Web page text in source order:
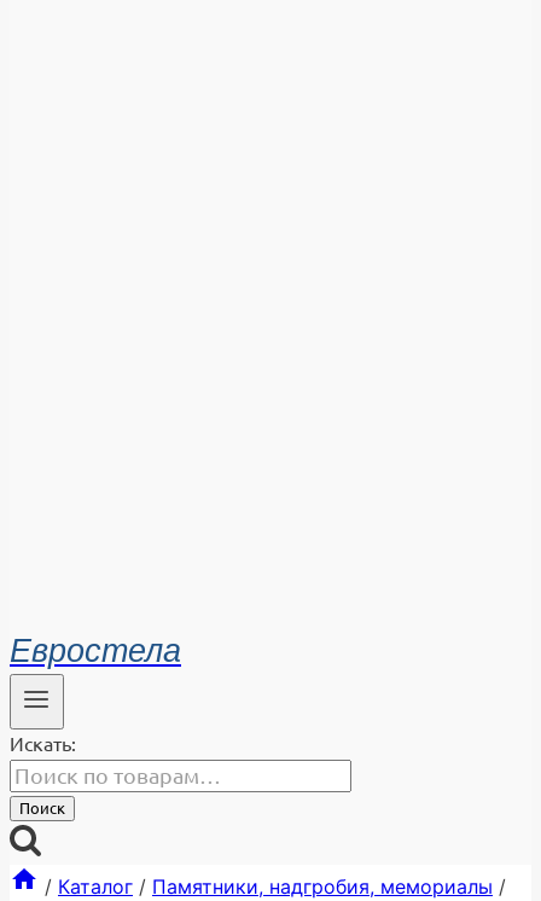
Евростела
Искать:
Поиск
/ Каталог / Памятники, надгробия, мемориалы /